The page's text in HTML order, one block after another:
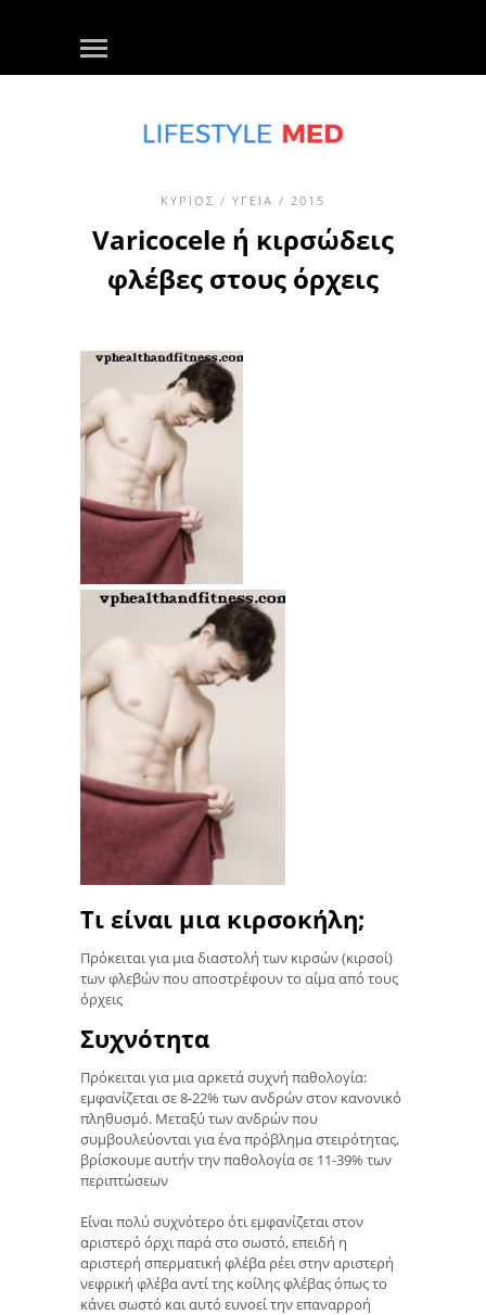
ΚΎΡΙΟΣ / ΥΓΕΊΑ / 2015
Varicocele ή κιρσώδεις
φλέβες στους όρχεις
Τι είναι μια κιρσοκήλη;
Πρόκειται για μια διαστολή των κιρσών (κιρσοί)
των φλεβών που αποστρέφουν το αίμα από τους
όρχεις
Συχνότητα
Πρόκειται για μια αρκετά συχνή παθολογία:
εμφανίζεται σε 8-22% των ανδρών στον κανονικό
πληθυσμό. Μεταξύ των ανδρών που
συμβουλεύονται για ένα πρόβλημα στειρότητας,
βρίσκουμε αυτήν την παθολογία σε 11-39% των
περιπτώσεων
Είναι πολύ συχνότερο ότι εμφανίζεται στον
αριστερό όρχι παρά στο σωστό, επειδή η
αριστερή σπερματική φλέβα ρέει στην αριστερή
νεφρική φλέβα αντί της κοίλης φλέβας όπως το
κάνει σωστό και αυτό ευνοεί την επαναρροή